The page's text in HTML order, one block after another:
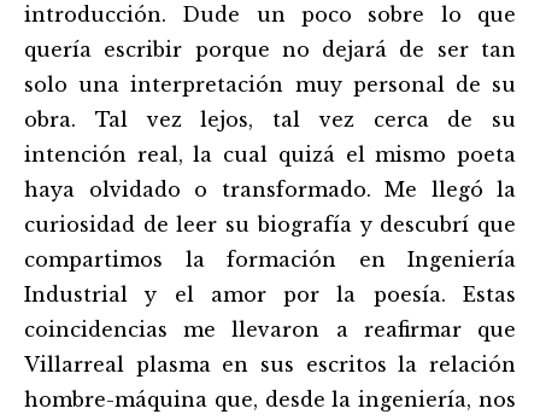
introducción. Dude un poco sobre lo que
quería escribir porque no dejará de ser tan
solo una interpretación muy personal de su
obra. Tal vez lejos, tal vez cerca de su
intención real, la cual quizá el mismo poeta
haya olvidado o transformado. Me llegó la
curiosidad de leer su biografía y descubrí que
compartimos la formación en Ingeniería
Industrial y el amor por la poesía. Estas
coincidencias me llevaron a reafirmar que
Villarreal plasma en sus escritos la relación
hombre-máquina que, desde la ingeniería, nos